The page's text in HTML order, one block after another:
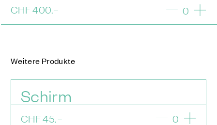
CHF400 .– 0
Weitere Produkte
Schirm
CHF45 .– 0